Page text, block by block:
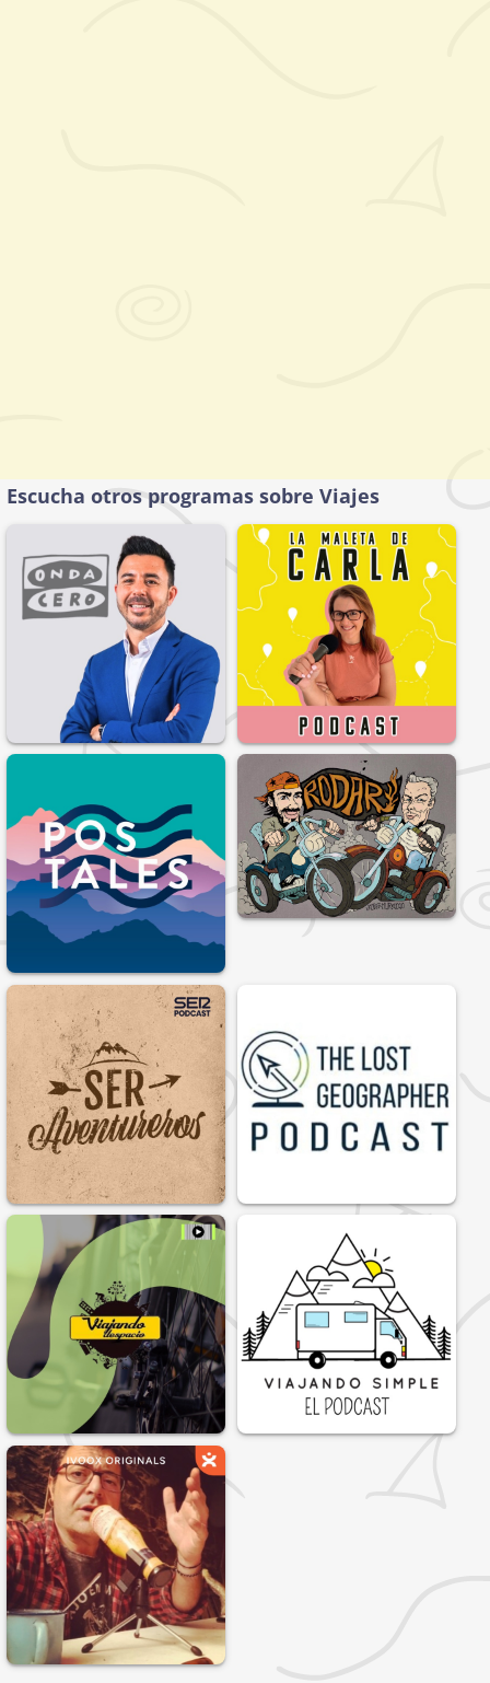
Escucha otros programas sobre Viajes